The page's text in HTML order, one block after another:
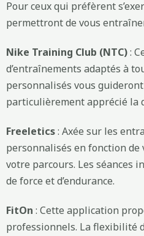
Pour ceux qui préfèrent
permettront de vous
Nike Training Club (NTC):
d’entraînements adaptés à
personnalisés vous guideront
particulièrement apprécié la
Freeletics: Axée sur les
personnalisés en fonction de
votre parcours. Les séances
de force et d’endurance.
FitOn : Cette application
professionnels. La flexibilité